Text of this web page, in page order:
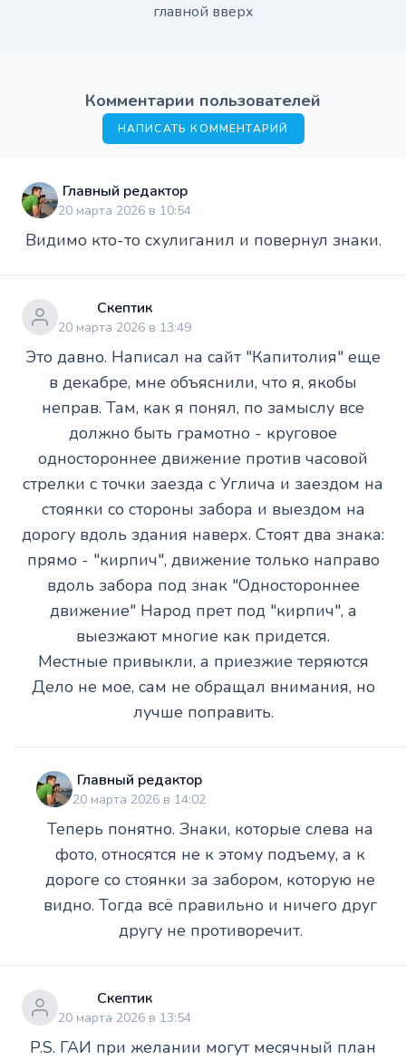
главной вверх
Комментарии пользователей
НАПИСАТЬ КОММЕНТАРИЙ
Главный редактор
20 марта 2026 в 10:54
Видимо кто-то схулиганил и повернул знаки.
Скептик
20 марта 2026 в 13:49
Это давно. Написал на сайт "Капитолия" еще
в декабре, мне объяснили, что я, якобы
неправ. Там, как я понял, по замыслу все
должно быть грамотно - круговое
одностороннее движение против часовой
стрелки с точки заезда с Углича и заездом на
стоянки со стороны забора и выездом на
дорогу вдоль здания наверх. Стоят два знака:
прямо - "кирпич", движение только направо
вдоль забора под знак "Одностороннее
движение" Народ прет под "кирпич", а
выезжают многие как придется.
Местные привыкли, а приезжие теряются
Дело не мое, сам не обращал внимания, но
лучше поправить.
Главный редактор
20 марта 2026 в 14:02
Теперь понятно. Знаки, которые слева на
фото, относятся не к этому подъему, а к
дороге со стоянки за забором, которую не
видно. Тогда всё правильно и ничего друг
другу не противоречит.
Скептик
20 марта 2026 в 13:54
P.S. ГАИ при желании могут месячный план